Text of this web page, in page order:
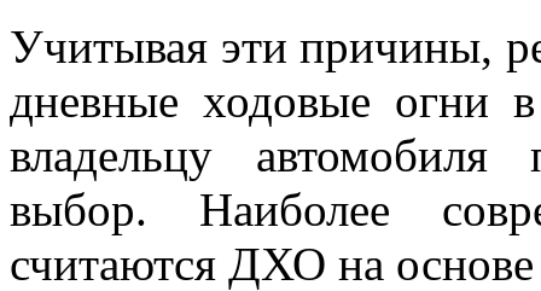
Учитывая эти причины,
дневные ходовые огни
владельцу автомобиля
выбор. Наиболее
считаются ДХО на основе